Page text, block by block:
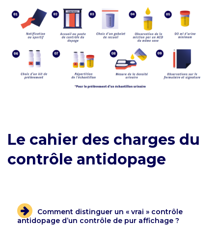
Le cahier des charges du
contrôle antidopage
Comment distinguer un « vrai » contrôle
antidopage d’un contrôle de pur affichage ?